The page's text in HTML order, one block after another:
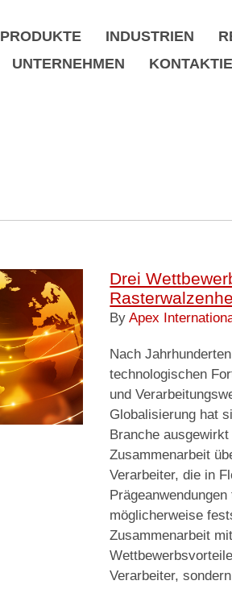
PRODUKTE INDUSTRIEN
UNTERNEHMEN
Drei
ByApex
Nach
technologischen
und
Globalisierung hat
Branche
Zusammenarbeit
Verarbeiter, die in
möglicherweise
Zusammenarbeit
Verarbeiter,